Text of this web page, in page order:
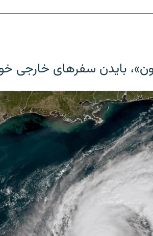
بایدن سفرهای خارجی